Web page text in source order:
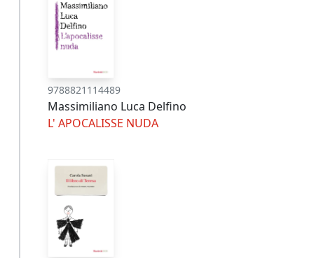
9788821114489
Massimiliano Luca Delfino
L' APOCALISSE NUDA